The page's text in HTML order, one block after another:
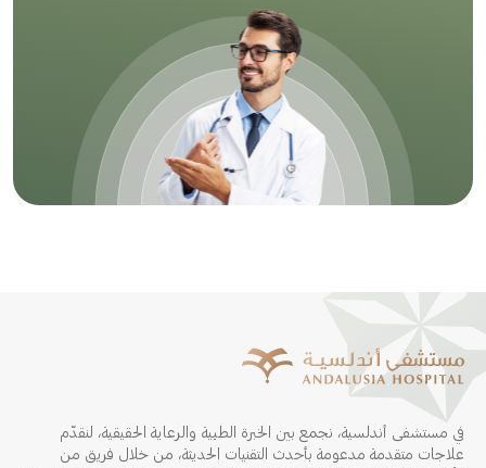
في مستشفى أندلسية، نجمع بين الخبرة الطبية والرعاية الحقيقية، لنقدّم
علاجات متقدمة مدعومة بأحدث التقنيات الحديثة، من خلال فريق من